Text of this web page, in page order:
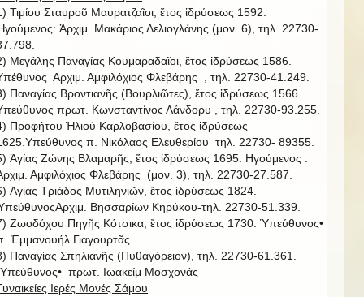
Τιμίου Σταυροῦ Μαυρατζαῖοι, ἔτος ἱδρύσεως 1592.
Ἀρχιμ. Μακάριος Δελιογλάνης (μον. 6), τηλ. 22730-
Μεγάλης Παναγίας Κουμαραδαῖοι, ἔτος ἱδρύσεως 1586.
Αρχιμ. Αμφιλόχιος Φλεβάρης , τηλ. 22730-41.249.
Παναγίας Βροντιανῆς (Βουρλιῶτες), ἔτος ἱδρύσεως 1566.
πρωτ. Κωνσταντίνος Λάνδορυ , τηλ. 22730-93.255.
Προφήτου Ἠλιού Καρλοβασίου, ἔτος ἱδρύσεως
π. Νικόλαος Ελευθερίου τηλ. 22730- 89355.
Ἁγίας Ζώνης Βλαμαρῆς, ἔτος ἱδρύσεως 1695. Ηγούμενος :
Αμφιλόχιος Φλεβάρης (μον. 3), τηλ. 22730-27.587.
Ἁγίας Τριάδος Μυτιληνιῶν, ἔτος ἱδρύσεως 1824.
Βησσαρίων Κηρύκου-τηλ. 22730-51.339.
Ζωοδόχου Πηγῆς Κότσικα, ἔτος ἱδρύσεως 1730. Ὑπεύθυνος•
Ἐμμανουήλ Γιαγουρτᾶς.
Παναγίας Σπηλιανῆς (Πυθαγόρειον), τηλ. 22730-61.361.
πρωτ. Ιωακείμ Μοσχονάς
Ιερές Μονές Σάμου